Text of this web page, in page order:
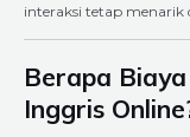
interaksi tetap menarik
Berapa
Inggris